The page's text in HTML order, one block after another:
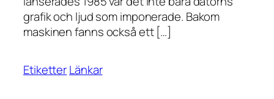
grafik och ljud som imponerade. Bakom
maskinen fanns också ett […]
EtiketterLänkar